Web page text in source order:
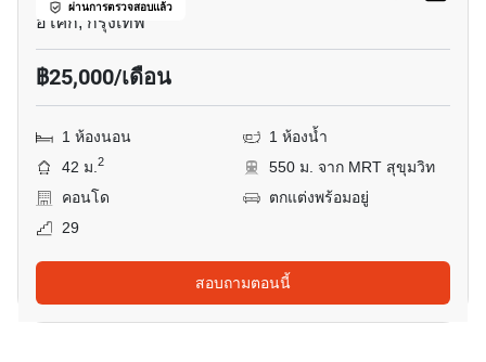
ผ่านการตรวจสอบแล้ว
อโศก, กรุงเทพ
฿25,000/เดือน
1 ห้องนอน
1 ห้องน้ำ
42 ม.2
550 ม. จาก MRT สุขุมวิท
คอนโด
ตกแต่งพร้อมอยู่
29
สอบถามตอนนี้